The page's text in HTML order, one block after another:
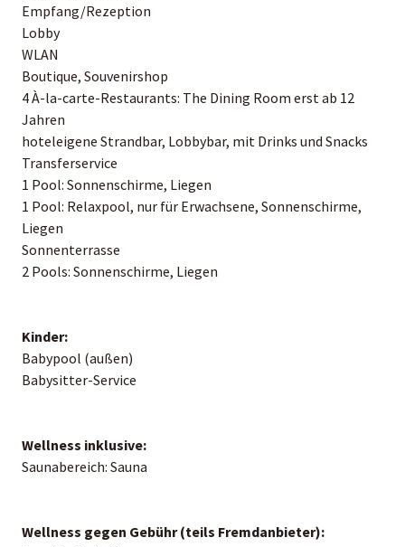
Empfang/Rezeption
Lobby
WLAN
Boutique, Souvenirshop
4 À-la-carte-Restaurants: The Dining Room erst ab 12
Jahren
hoteleigene Strandbar, Lobbybar, mit Drinks und Snacks
Transferservice
1 Pool: Sonnenschirme, Liegen
1 Pool: Relaxpool, nur für Erwachsene, Sonnenschirme,
Liegen
Sonnenterrasse
2 Pools: Sonnenschirme, Liegen
Kinder:
Babypool (außen)
Babysitter-Service
Wellness inklusive:
Saunabereich: Sauna
Wellness gegen Gebühr (teils Fremdanbieter):